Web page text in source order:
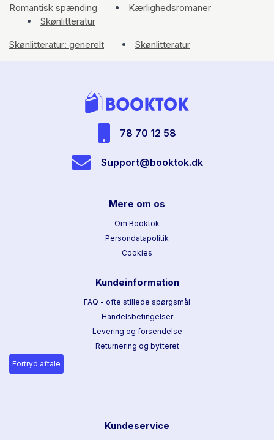
Romantisk spænding
Kærlighedsromaner
Skønlitteratur
Skønlitteratur: generelt
Skønlitteratur
78 70 12 58
Support@booktok.dk
Mere om os
Om Booktok
Persondatapolitik
Cookies
Kundeinformation
FAQ - ofte stillede spørgsmål
Handelsbetingelser
Levering og forsendelse
Returnering og bytteret
Fortryd aftale
Kundeservice